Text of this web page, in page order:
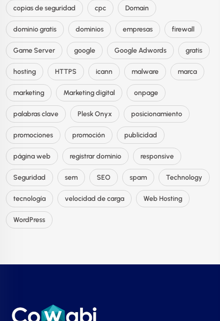
copias de seguridad cpc Domain
dominio gratis dominios empresas firewall
Game Server google Google Adwords gratis
hosting HTTPS icann malware marca
marketing Marketing digital onpage
palabras clave Plesk Onyx posicionamiento
promociones promoción publicidad
página web registrar dominio responsive
Seguridad sem SEO spam Technology
tecnología velocidad de carga Web Hosting
WordPress